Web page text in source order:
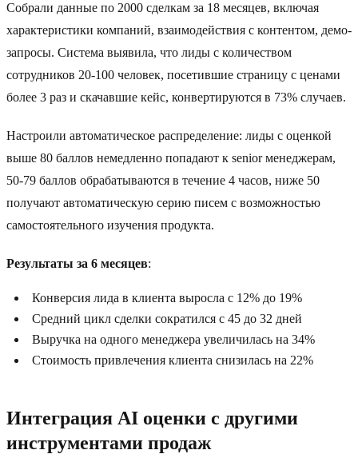
Собрали данные по 2000 сделкам за 18 месяцев, включая
характеристики компаний, взаимодействия с контентом, демо-
запросы. Система выявила, что лиды с количеством
сотрудников 20-100 человек, посетившие страницу с ценами
более 3 раз и скачавшие кейс, конвертируются в 73% случаев.
Настроили автоматическое распределение: лиды с оценкой
выше 80 баллов немедленно попадают к senior менеджерам,
50-79 баллов обрабатываются в течение 4 часов, ниже 50
получают автоматическую серию писем с возможностью
самостоятельного изучения продукта.
Результаты за 6 месяцев:
Конверсия лида в клиента выросла с 12% до 19%
Средний цикл сделки сократился с 45 до 32 дней
Выручка на одного менеджера увеличилась на 34%
Стоимость привлечения клиента снизилась на 22%
Интеграция AI оценки с другими
инструментами продаж